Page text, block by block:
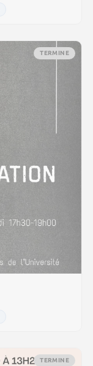
TERMINE
TERMINE